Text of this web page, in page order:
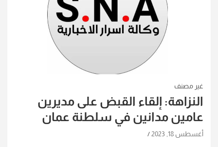
غير مصنف
النزاهة: إلقاء القبض على مديرين
عامين مدانين في سلطنة عمان
أغسطس 18, 2023